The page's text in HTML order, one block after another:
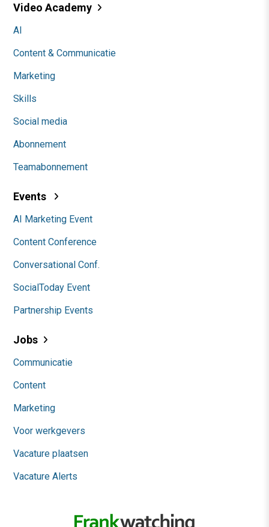
Video Academy
AI
Content & Communicatie
Marketing
Skills
Social media
Abonnement
Teamabonnement
Events
AI Marketing Event
Content Conference
Conversational Conf.
SocialToday Event
Partnership Events
Jobs
Communicatie
Content
Marketing
Voor werkgevers
Vacature plaatsen
Vacature Alerts